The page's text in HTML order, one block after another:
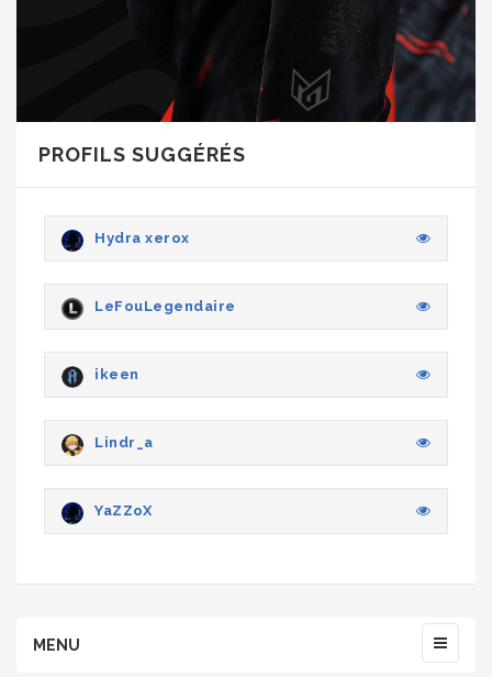
PROFILS SUGGÉRÉS
Hydra xerox
LeFouLegendaire
ikeen
Lindr_a
YaZZoX
MENU